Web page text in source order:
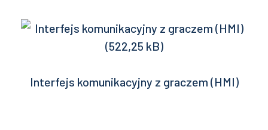
Interfejs komunikacyjny z graczem (HMI)